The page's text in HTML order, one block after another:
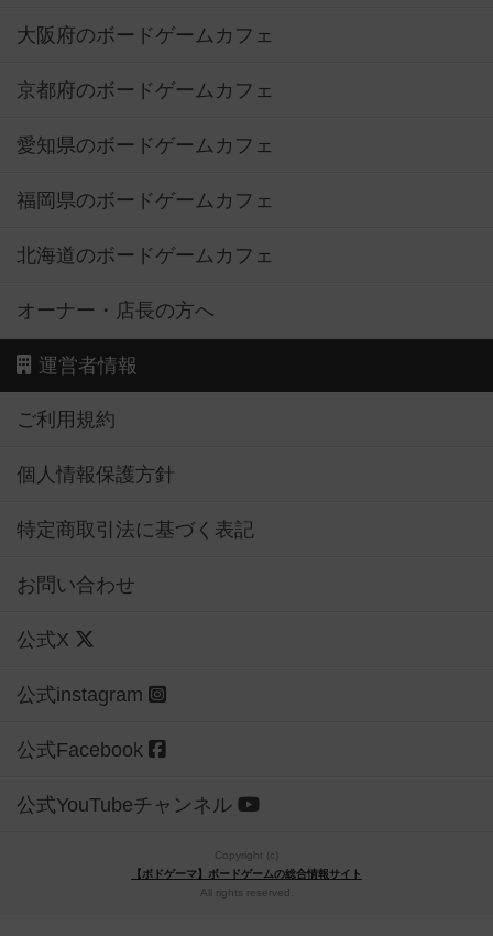
大阪府のボードゲームカフェ
京都府のボードゲームカフェ
愛知県のボードゲームカフェ
福岡県のボードゲームカフェ
北海道のボードゲームカフェ
オーナー・店長の方へ
運営者情報
ご利用規約
個人情報保護方針
特定商取引法に基づく表記
お問い合わせ
公式X
公式instagram
公式Facebook
公式YouTubeチャンネル
Copyright (c)
【ボドゲーマ】ボードゲームの総合情報サイト
All rights reserved.